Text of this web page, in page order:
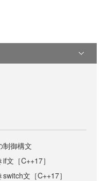
制御構文
文［C++17］
文［C++17］